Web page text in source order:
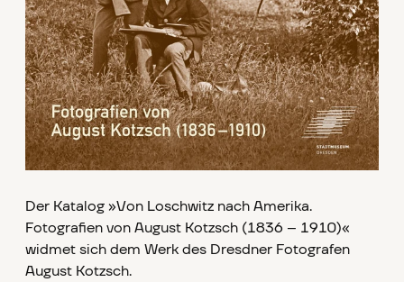
Der Katalog »Von Loschwitz nach Amerika.
Fotografien von August Kotzsch (1836 – 1910)«
widmet sich dem Werk des Dresdner Fotografen
August Kotzsch.